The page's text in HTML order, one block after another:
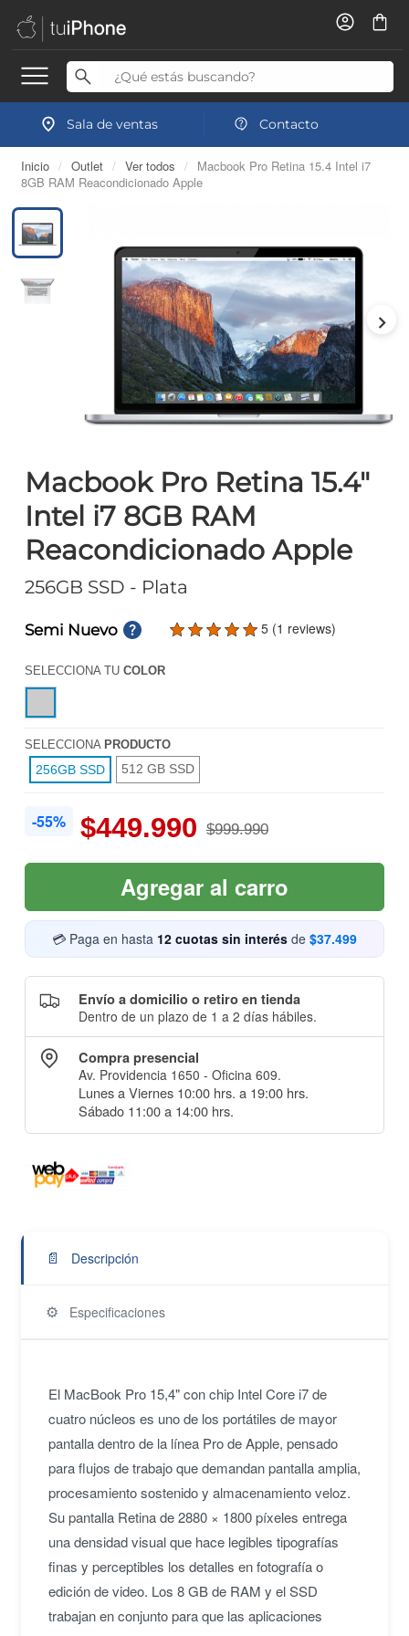
Sala de ventas Contacto
Inicio / Outlet / Ver todos / Macbook Pro Retina 15.4 Intel i7
8GB RAM Reacondicionado Apple
Macbook Pro Retina 15.4"
Intel i7 8GB RAM
Reacondicionado Apple
256GB SSD - Plata
Semi Nuevo 5 (1 reviews)
SELECCIONA TU COLOR
SELECCIONA PRODUCTO
256GB SSD 512 GB SSD
-55% $449.990 $999.990
Agregar al carro
💳 Paga en hasta 12 cuotas sin interés de $37.499
Envío a domicilio o retiro en tienda
Dentro de un plazo de 1 a 2 días hábiles.
Compra presencial
Av. Providencia 1650 - Oficina 609.
Lunes a Viernes 10:00 hrs. a 19:00 hrs.
Sábado 11:00 a 14:00 hrs.
📄 Descripción
⚙️ Especificaciones
El MacBook Pro 15,4" con chip Intel Core i7 de
cuatro núcleos es uno de los portátiles de mayor
pantalla dentro de la línea Pro de Apple, pensado
para flujos de trabajo que demandan pantalla amplia,
procesamiento sostenido y almacenamiento veloz.
Su pantalla Retina de 2880 × 1800 píxeles entrega
una densidad visual que hace legibles tipografías
finas y perceptibles los detalles en fotografía o
edición de video. Los 8 GB de RAM y el SSD
trabajan en conjunto para que las aplicaciones